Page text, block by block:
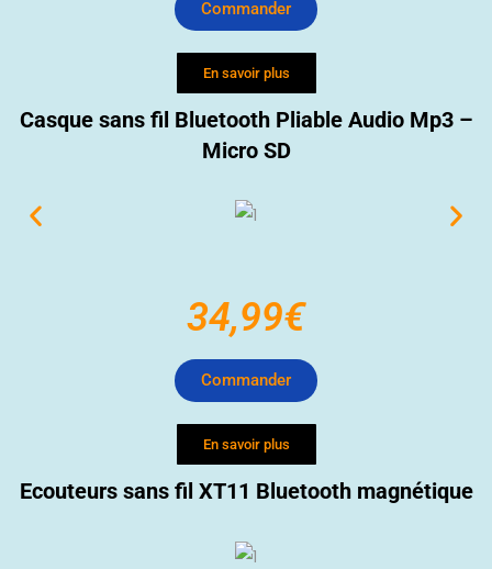
Commander
En savoir plus
Casque sans fil Bluetooth Pliable Audio Mp3 –
Micro SD
34,99€
Commander
En savoir plus
Ecouteurs sans fil XT11 Bluetooth magnétique